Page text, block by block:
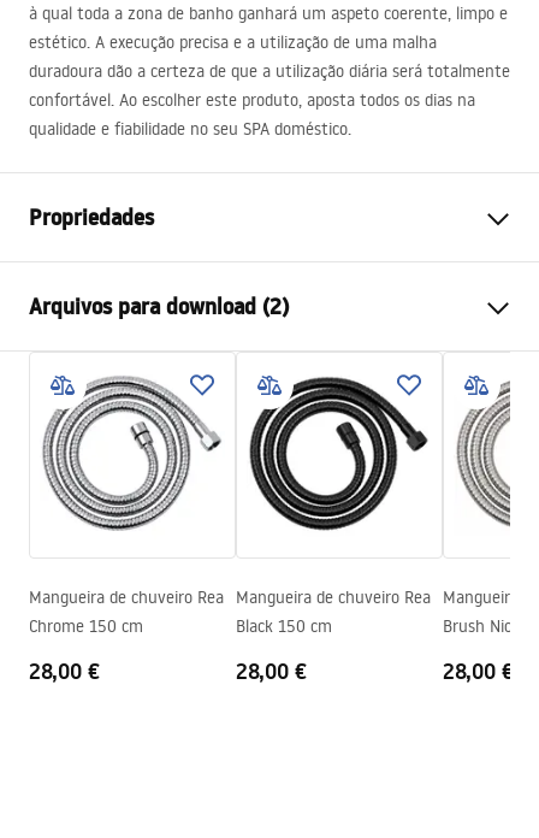
à qual toda a zona de banho ganhará um aspeto coerente, limpo e
estético. A execução precisa e a utilização de uma malha
duradoura dão a certeza de que a utilização diária será totalmente
confortável. Ao escolher este produto, aposta todos os dias na
qualidade e fiabilidade no seu SPA doméstico.
Propriedades
Garantia
24 meses
Materiais
Aço inoxidável, ABS
Balanças
1kg
Código do fabricante
JS-016B
Cor
Preto
Arquivos para download (2)
Informações de segurança
WARUNKI_BEZPIECZENSTWA_AKCESORIA_LAZIENKOWE.
Condições de garantia
Warranty_Terms_and_Conditions_Accessories_-_24.pdf
Mangueira de chuveiro Rea
Chrome 150 cm
28,00 €
Mangueira de chuveiro Rea
Black 150 cm
28,00 €
Mangueira
Brush Nickel
28,00 €